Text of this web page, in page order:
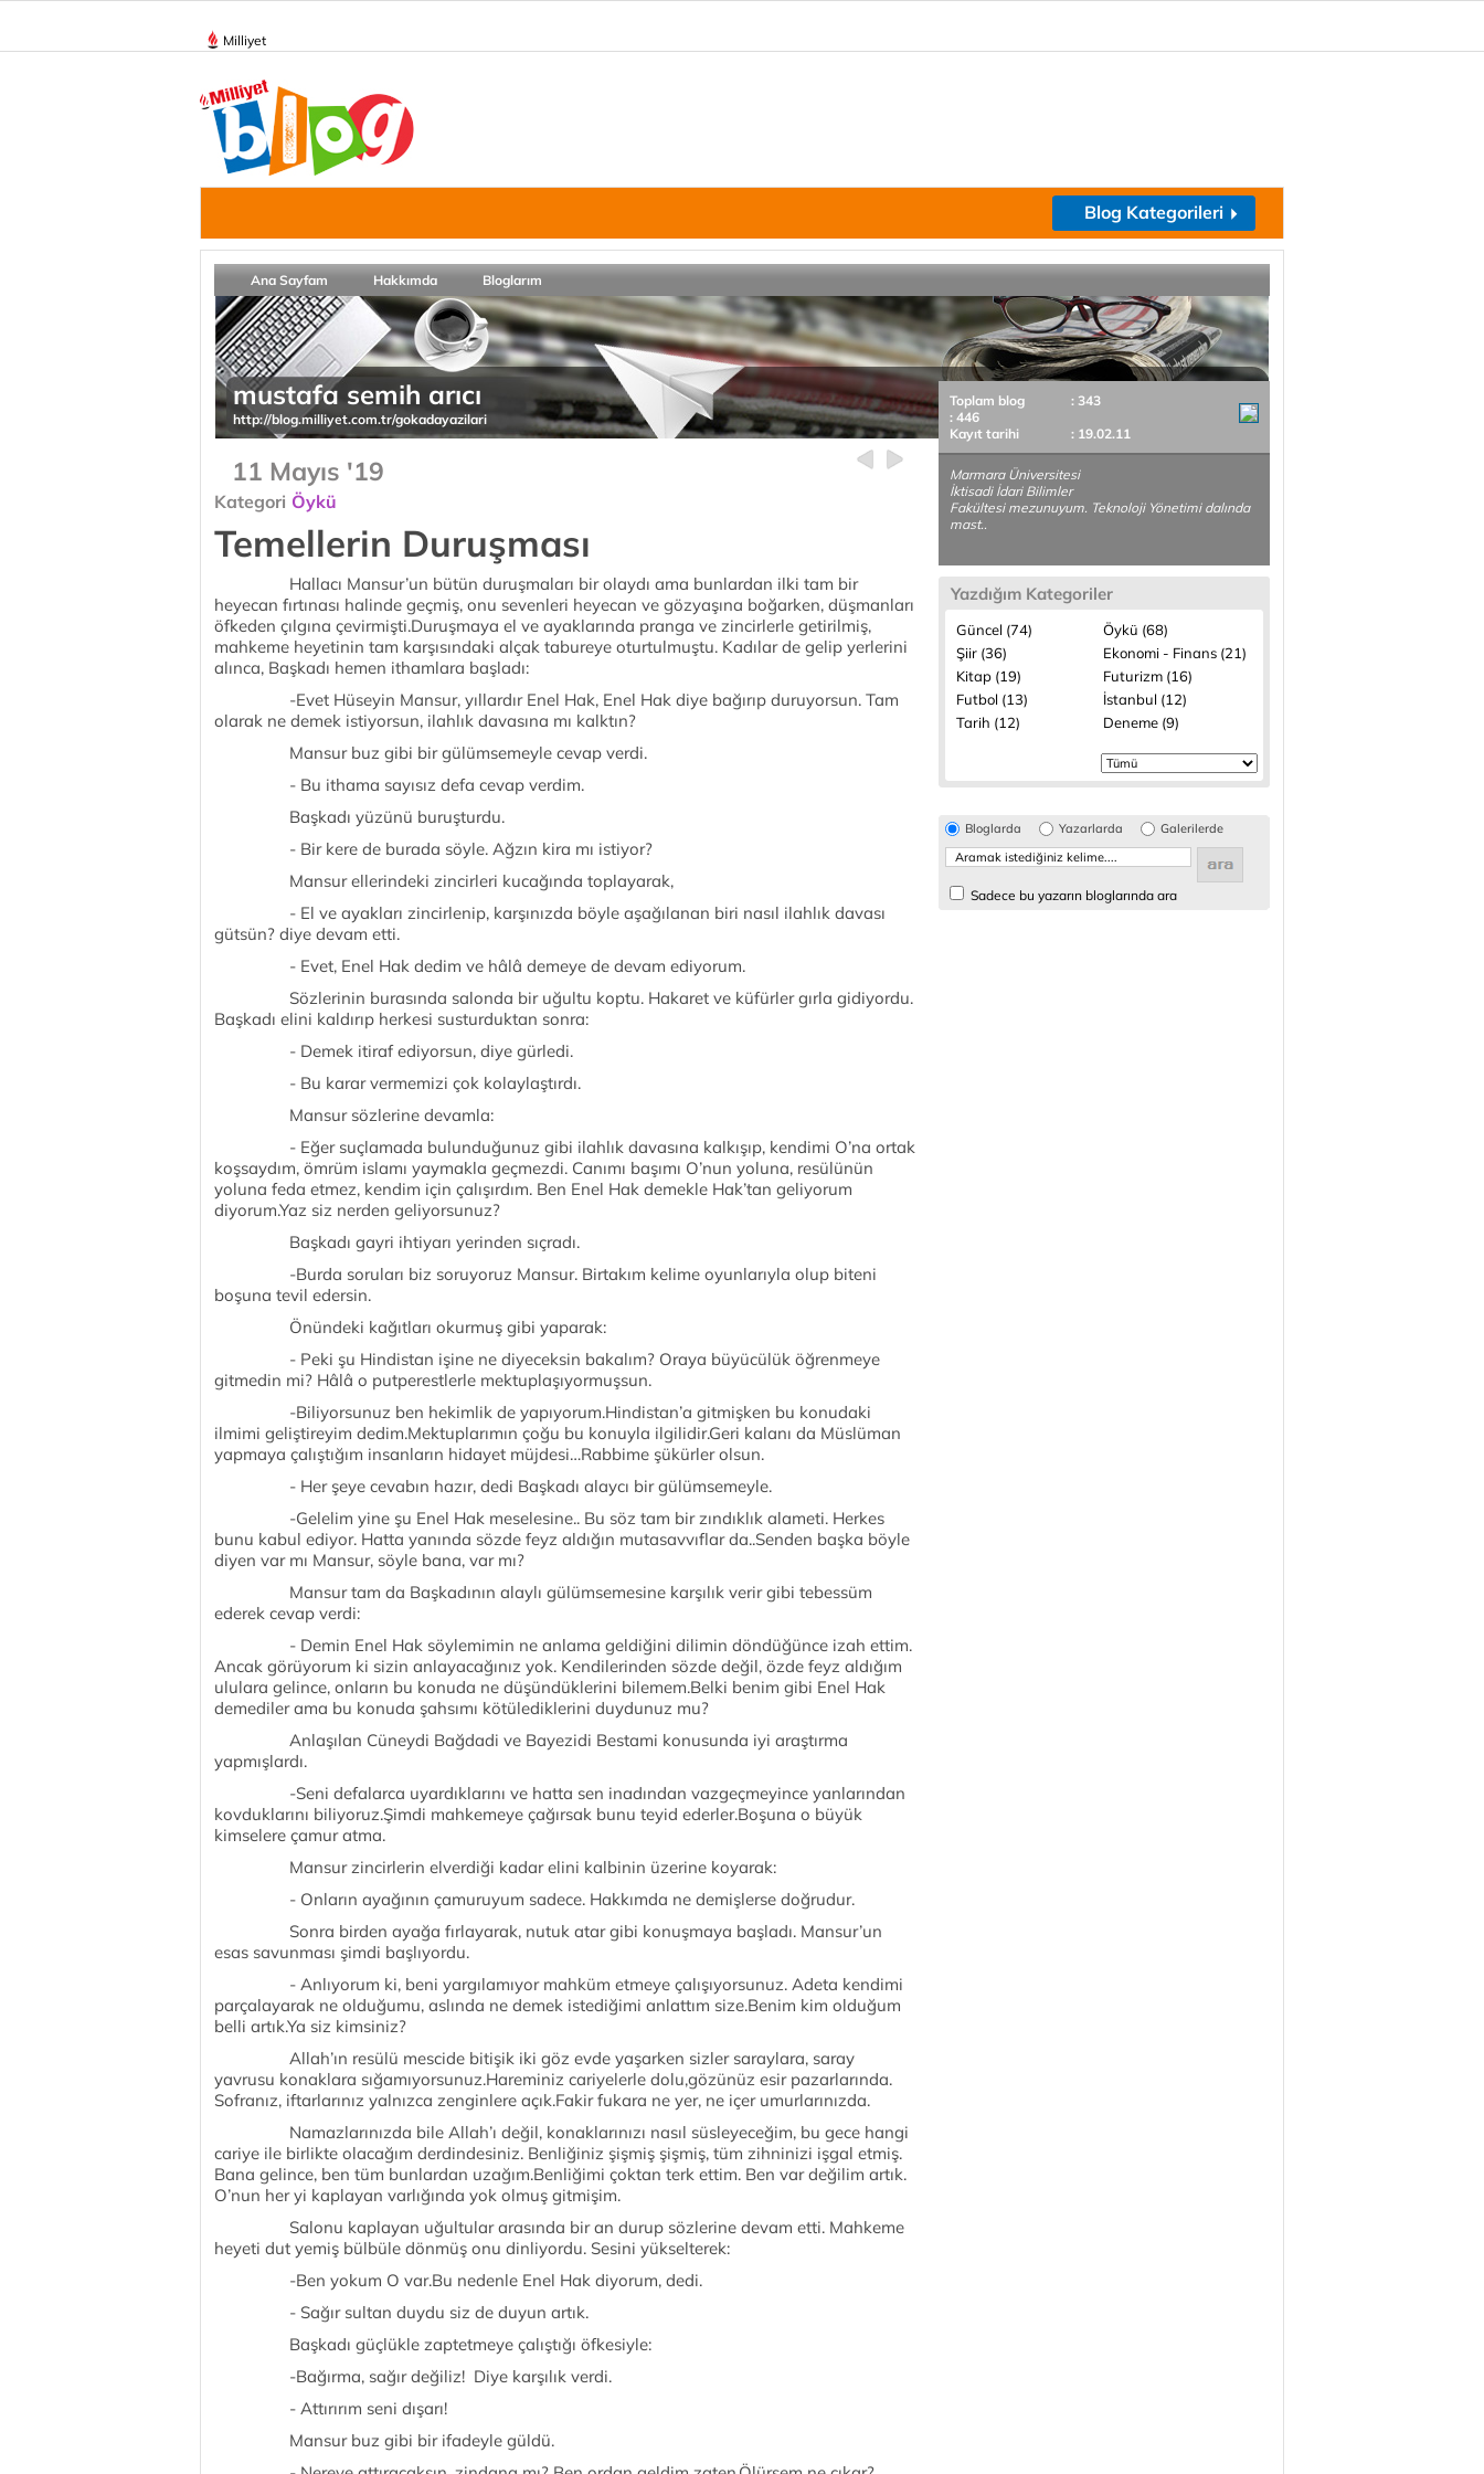
Milliyet
Blog Kategorileri
Ana Sayfam Hakkımda Bloglarım
mustafa semih arıcı
http://blog.milliyet.com.tr/gokadayazilari
11 Mayıs '19
Kategori Öykü
Temellerin Duruşması
Hallacı Mansur’un bütün duruşmaları bir olaydı ama bunlardan ilki tam bir
heyecan fırtınası halinde geçmiş, onu sevenleri heyecan ve gözyaşına boğarken, düşmanları
öfkeden çılgına çevirmişti.Duruşmaya el ve ayaklarında pranga ve zincirlerle getirilmiş,
mahkeme heyetinin tam karşısındaki alçak tabureye oturtulmuştu. Kadılar de gelip yerlerini
alınca, Başkadı hemen ithamlara başladı:
-Evet Hüseyin Mansur, yıllardır Enel Hak, Enel Hak diye bağırıp duruyorsun. Tam
olarak ne demek istiyorsun, ilahlık davasına mı kalktın?
Mansur buz gibi bir gülümsemeyle cevap verdi.
- Bu ithama sayısız defa cevap verdim.
Başkadı yüzünü buruşturdu.
- Bir kere de burada söyle. Ağzın kira mı istiyor?
Mansur ellerindeki zincirleri kucağında toplayarak,
- El ve ayakları zincirlenip, karşınızda böyle aşağılanan biri nasıl ilahlık davası
gütsün? diye devam etti.
- Evet, Enel Hak dedim ve hâlâ demeye de devam ediyorum.
Sözlerinin burasında salonda bir uğultu koptu. Hakaret ve küfürler gırla gidiyordu.
Başkadı elini kaldırıp herkesi susturduktan sonra:
- Demek itiraf ediyorsun, diye gürledi.
- Bu karar vermemizi çok kolaylaştırdı.
Mansur sözlerine devamla:
- Eğer suçlamada bulunduğunuz gibi ilahlık davasına kalkışıp, kendimi O’na ortak
koşsaydım, ömrüm islamı yaymakla geçmezdi. Canımı başımı O’nun yoluna, resülünün
yoluna feda etmez, kendim için çalışırdım. Ben Enel Hak demekle Hak’tan geliyorum
diyorum.Yaz siz nerden geliyorsunuz?
Başkadı gayri ihtiyarı yerinden sıçradı.
-Burda soruları biz soruyoruz Mansur. Birtakım kelime oyunlarıyla olup biteni
boşuna tevil edersin.
Önündeki kağıtları okurmuş gibi yaparak:
- Peki şu Hindistan işine ne diyeceksin bakalım? Oraya büyücülük öğrenmeye
gitmedin mi? Hâlâ o putperestlerle mektuplaşıyormuşsun.
-Biliyorsunuz ben hekimlik de yapıyorum.Hindistan’a gitmişken bu konudaki
ilmimi geliştireyim dedim.Mektuplarımın çoğu bu konuyla ilgilidir.Geri kalanı da Müslüman
yapmaya çalıştığım insanların hidayet müjdesi…Rabbime şükürler olsun.
- Her şeye cevabın hazır, dedi Başkadı alaycı bir gülümsemeyle.
-Gelelim yine şu Enel Hak meselesine.. Bu söz tam bir zındıklık alameti. Herkes
bunu kabul ediyor. Hatta yanında sözde feyz aldığın mutasavvıflar da..Senden başka böyle
diyen var mı Mansur, söyle bana, var mı?
Mansur tam da Başkadının alaylı gülümsemesine karşılık verir gibi tebessüm
ederek cevap verdi:
- Demin Enel Hak söylemimin ne anlama geldiğini dilimin döndüğünce izah ettim.
Ancak görüyorum ki sizin anlayacağınız yok. Kendilerinden sözde değil, özde feyz aldığım
ululara gelince, onların bu konuda ne düşündüklerini bilemem.Belki benim gibi Enel Hak
demediler ama bu konuda şahsımı kötülediklerini duydunuz mu?
Anlaşılan Cüneydi Bağdadi ve Bayezidi Bestami konusunda iyi araştırma
yapmışlardı.
-Seni defalarca uyardıklarını ve hatta sen inadından vazgeçmeyince yanlarından
kovduklarını biliyoruz.Şimdi mahkemeye çağırsak bunu teyid ederler.Boşuna o büyük
kimselere çamur atma.
Mansur zincirlerin elverdiği kadar elini kalbinin üzerine koyarak:
- Onların ayağının çamuruyum sadece. Hakkımda ne demişlerse doğrudur.
Sonra birden ayağa fırlayarak, nutuk atar gibi konuşmaya başladı. Mansur’un
esas savunması şimdi başlıyordu.
- Anlıyorum ki, beni yargılamıyor mahküm etmeye çalışıyorsunuz. Adeta kendimi
parçalayarak ne olduğumu, aslında ne demek istediğimi anlattım size.Benim kim olduğum
belli artık.Ya siz kimsiniz?
Allah’ın resülü mescide bitişik iki göz evde yaşarken sizler saraylara, saray
yavrusu konaklara sığamıyorsunuz.Hareminiz cariyelerle dolu,gözünüz esir pazarlarında.
Sofranız, iftarlarınız yalnızca zenginlere açık.Fakir fukara ne yer, ne içer umurlarınızda.
Namazlarınızda bile Allah’ı değil, konaklarınızı nasıl süsleyeceğim, bu gece hangi
cariye ile birlikte olacağım derdindesiniz. Benliğiniz şişmiş şişmiş, tüm zihninizi işgal etmiş.
Bana gelince, ben tüm bunlardan uzağım.Benliğimi çoktan terk ettim. Ben var değilim artık.
O’nun her yi kaplayan varlığında yok olmuş gitmişim.
Salonu kaplayan uğultular arasında bir an durup sözlerine devam etti. Mahkeme
heyeti dut yemiş bülbüle dönmüş onu dinliyordu. Sesini yükselterek:
-Ben yokum O var.Bu nedenle Enel Hak diyorum, dedi.
- Sağır sultan duydu siz de duyun artık.
Başkadı güçlükle zaptetmeye çalıştığı öfkesiyle:
-Bağırma, sağır değiliz! Diye karşılık verdi.
- Attırırım seni dışarı!
Mansur buz gibi bir ifadeyle güldü.
Toplam blog
: 343
: 446
Kayıt tarihi
: 19.02.11
Marmara Üniversitesi
İktisadi İdari Bilimler
Fakültesi mezunuyum. Teknoloji Yönetimi dalında
mast..
Yazdığım Kategoriler
Güncel (74)
Öykü (68)
Şiir (36)
Ekonomi - Finans (21)
Kitap (19)
Futurizm (16)
Futbol (13)
İstanbul (12)
Tarih (12)
Deneme (9)
Bloglarda Yazarlarda Galerilerde
Sadece bu yazarın bloglarında ara